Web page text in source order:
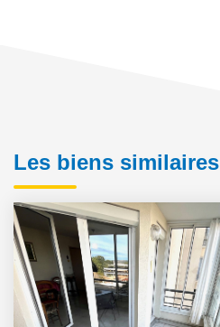
Les biens similaires